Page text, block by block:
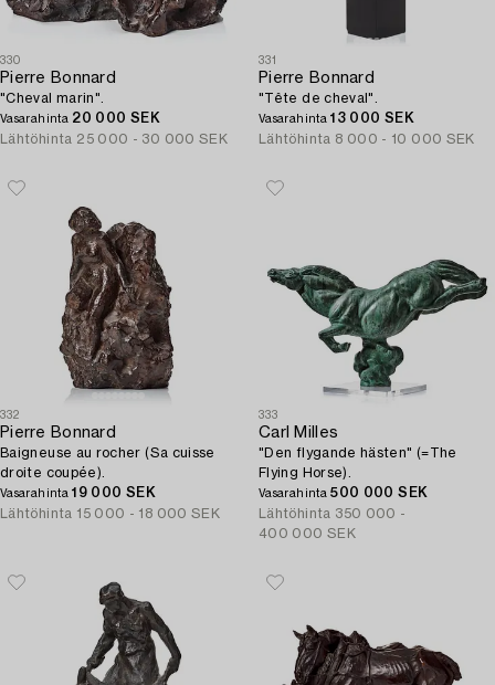
330
Pierre Bonnard
"Cheval marin".
Vasarahinta 20 000 SEK
Lähtöhinta 25 000 - 30 000 SEK
331
Pierre Bonnard
"Tête de cheval".
Vasarahinta13 000 SEK
Lähtöhinta 8 000 - 10 000 SEK
332
Pierre Bonnard
Baigneuse au rocher (Sa cuisse
droite coupée).
Vasarahinta19 000 SEK
Lähtöhinta 15 000 - 18 000 SEK
333
Carl Milles
"Den flygande hästen" (=The
Flying Horse).
Vasarahinta500 000 SEK
Lähtöhinta 350 000 -
400 000 SEK